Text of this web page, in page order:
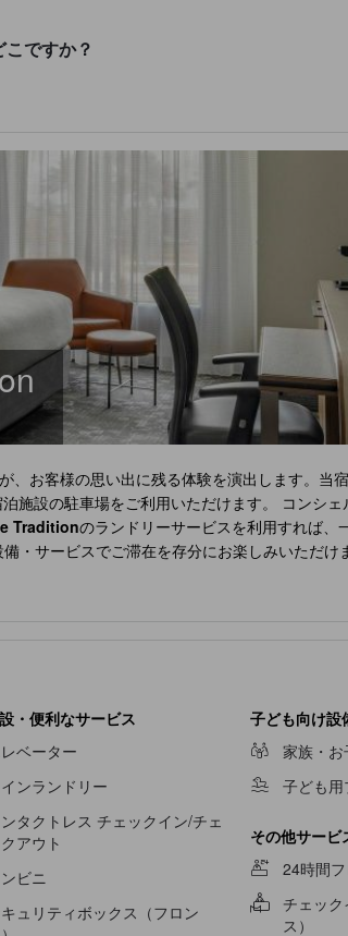
ですか？
、お客様の思い出に残る体験を演出します。当
施設の駐車場をご利用いただけます。 コンシ
Traditionのランドリーサービスを利用すれば、
・サービスでご滞在を存分にお楽しみいただけま
ヒーや紅茶を淹れるのに必要なものがすべて
・便利なサービス
ベーター
ンランドリー
タクトレス チェックイン/チェ
アウト
ビニ
ュリティボックス（フロン
子ども向け設
家族・
子ども用
その他サービ
24時間
チェッ
ス）